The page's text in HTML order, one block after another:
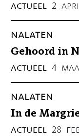
actueel 2
nalaten
Gehoord in
actueel 4
nalaten
In de
actueel 28